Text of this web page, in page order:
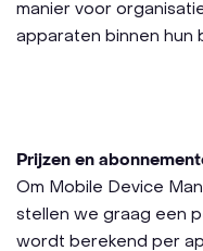
manier voor
apparaten binnen hun
Prijzen en
Om Mobile Device
stellen we graag een
wordt berekend per